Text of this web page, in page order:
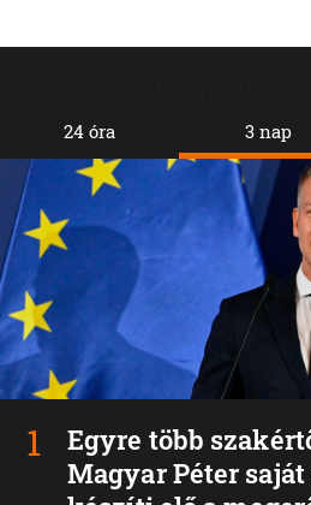
24 óra 3 nap
Egyre több
Magyar Péter